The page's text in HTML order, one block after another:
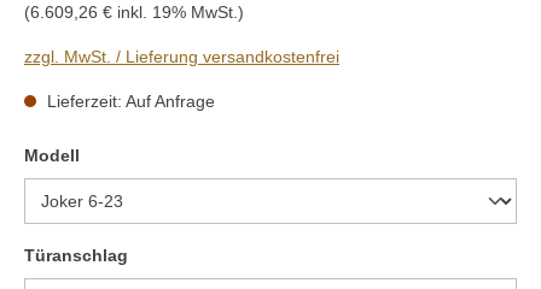
(6.609,26 € inkl. 19% MwSt.)
zzgl. MwSt. / Lieferung versandkostenfrei
Lieferzeit: Auf Anfrage
Modell
Türanschlag